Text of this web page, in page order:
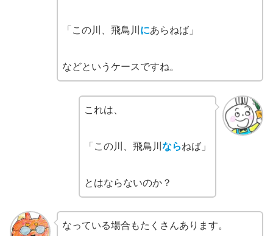
「この川、飛鳥川 にあらねば」
などというケースですね。
これは、
「この川、飛鳥川ならねば」
とはならないのか？
なっている場合もたくさんあります。